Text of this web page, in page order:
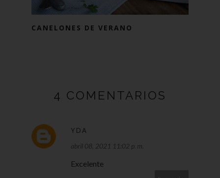
CANELONES DE VERANO
4 COMENTARIOS
YDA
abril 08, 2021 11:02 p. m.
Excelente